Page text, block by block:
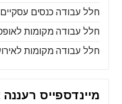
חלל עבודה כנסים עסקיים
חלל עבודה מקומות
חלל עבודה מקומות
מיינדספייס רעננה